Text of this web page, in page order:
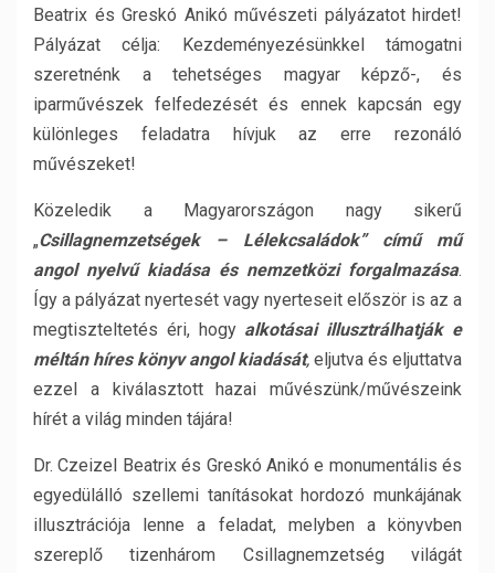
Beatrix és Greskó Anikó művészeti pályázatot hirdet!
Pályázat célja: Kezdeményezésünkkel támogatni
szeretnénk a tehetséges magyar képző-, és
iparművészek felfedezését és ennek kapcsán egy
különleges feladatra hívjuk az erre rezonáló
művészeket!
Közeledik a Magyarországon nagy sikerű
„Csillagnemzetségek – Lélekcsaládok” című mű
angol nyelvű kiadása és nemzetközi forgalmazása.
Így a pályázat nyertesét vagy nyerteseit először is az a
megtiszteltetés éri, hogy alkotásai illusztrálhatják e
méltán híres könyv angol kiadását, eljutva és eljuttatva
ezzel a kiválasztott hazai művészünk/művészeink
hírét a világ minden tájára!
Dr. Czeizel Beatrix és Greskó Anikó e monumentális és
egyedülálló szellemi tanításokat hordozó munkájának
illusztrációja lenne a feladat, melyben a könyvben
szereplő tizenhárom Csillagnemzetség világát